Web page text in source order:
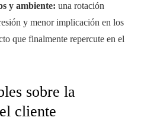
y ambiente: una rotación
y menor implicación en los
que finalmente repercute en el
sobre la
cliente